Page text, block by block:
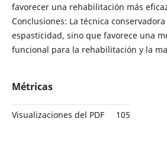
favorecer una rehabilitación más
Conclusiones: La técnica
espasticidad, sino que favorece una
funcional para la rehabilitación y la
Métricas
Visualizaciones del PDF 105